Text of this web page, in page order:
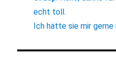
echt toll.
Ich hätte sie mir gerne